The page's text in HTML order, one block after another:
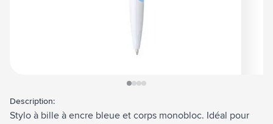
Description:
Stylo à bille à encre bleue et corps monobloc. Idéal pour